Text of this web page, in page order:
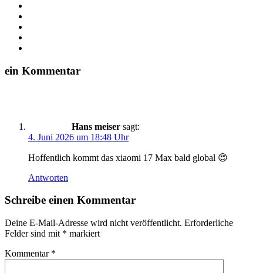
ein Kommentar
Hans meiser sagt:
4. Juni 2026 um 18:48 Uhr
Hoffentlich kommt das xiaomi 17 Max bald global 😍
Antworten
Schreibe einen Kommentar
Deine E-Mail-Adresse wird nicht veröffentlicht. Erforderliche
Felder sind mit * markiert
Kommentar *